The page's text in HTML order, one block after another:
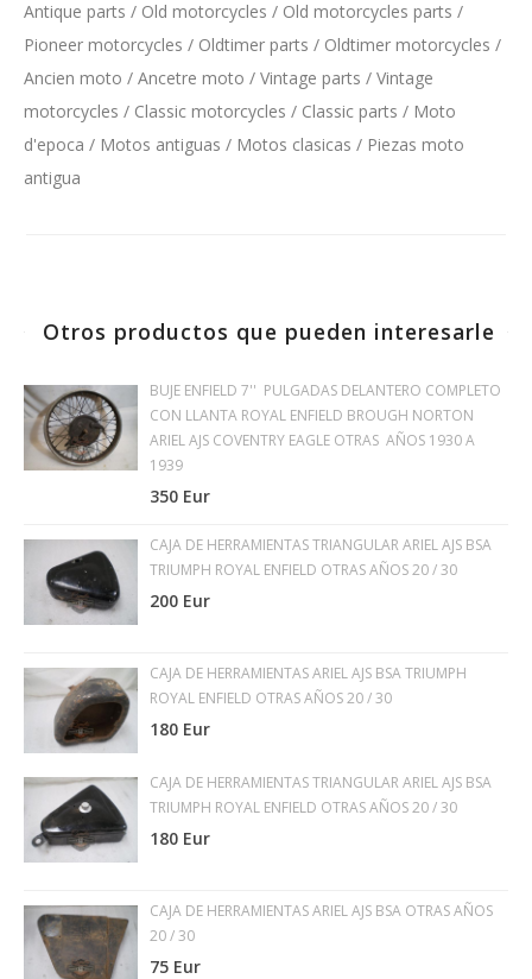
Antique parts / Old motorcycles / Old motorcycles parts /
Pioneer motorcycles / Oldtimer parts / Oldtimer motorcycles /
Ancien moto / Ancetre moto / Vintage parts / Vintage
motorcycles / Classic motorcycles / Classic parts / Moto
d'epoca / Motos antiguas / Motos clasicas / Piezas moto
antigua
Otros productos que pueden interesarle
BUJE ENFIELD 7'' PULGADAS DELANTERO COMPLETO
CON LLANTA ROYAL ENFIELD BROUGH NORTON
ARIEL AJS COVENTRY EAGLE OTRAS AÑOS 1930 A
1939
350 Eur
CAJA DE HERRAMIENTAS TRIANGULAR ARIEL AJS BSA
TRIUMPH ROYAL ENFIELD OTRAS AÑOS 20 / 30
200 Eur
CAJA DE HERRAMIENTAS ARIEL AJS BSA TRIUMPH
ROYAL ENFIELD OTRAS AÑOS 20 / 30
180 Eur
CAJA DE HERRAMIENTAS TRIANGULAR ARIEL AJS BSA
TRIUMPH ROYAL ENFIELD OTRAS AÑOS 20 / 30
180 Eur
CAJA DE HERRAMIENTAS ARIEL AJS BSA OTRAS AÑOS
20 / 30
75 Eur